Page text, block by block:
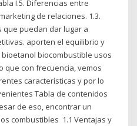
I.5. Diferencias entre
de relaciones. 1.3.
que puedan dar lugar a
aporten el equilibrio y
bioetanol biocombustible usos
que con frecuencia, vemos
características y por lo
Tabla de contenidos
de eso, encontrar un
combustibles 1.1 Ventajas y